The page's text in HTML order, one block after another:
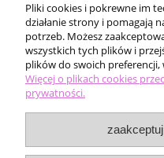
Pliki cookies i pokrewne im
działanie strony i pomagają
potrzeb. Możesz
wszystkich tych plików i
plików do swoich
Więcej o plikach cookies
prywatności.